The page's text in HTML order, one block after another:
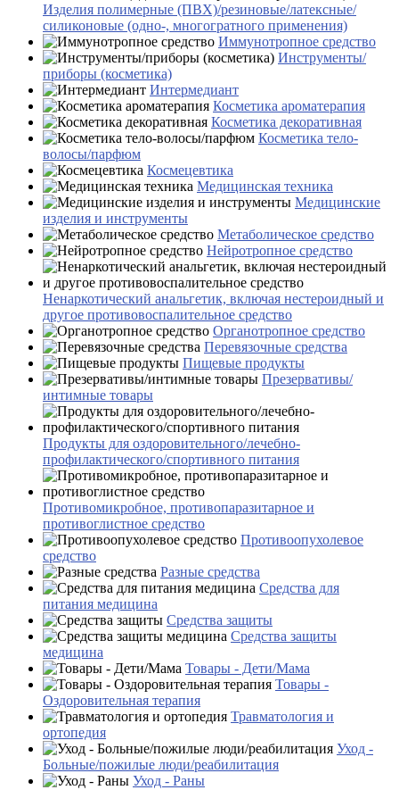
Изделия полимерные (ПВХ)/резиновые/латексные/
силиконовые (одно-, многогратного применения)
Иммунотропное средство
Инструменты/
приборы (косметика)
Интермедиант
Косметика ароматерапия
Косметика декоративная
Косметика тело-
волосы/парфюм
Космецевтика
Медицинская техника
Медицинские
изделия и инструменты
Метаболическое средство
Нейротропное средство
Ненаркотический анальгетик, включая нестероидный и
другое противовоспалительное средство
Органотропное средство
Перевязочные средства
Пищевые продукты
Презервативы/
интимные товары
Продукты для оздоровительного/лечебно-
профилактического/спортивного питания
Противомикробное, противопаразитарное и
противоглистное средство
Противоопухолевое
средство
Разные средства
Средства для
питания медицина
Средства защиты
Средства защиты
медицина
Товары - Дети/Мама
Товары -
Оздоровительная терапия
Травматология и
ортопедия
Уход -
Больные/пожилые люди/реабилитация
Уход - Раны